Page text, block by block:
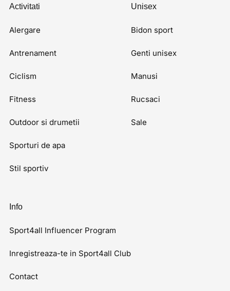
Activitati
Alergare
Antrenament
Ciclism
Fitness
Outdoor si drumetii
Sporturi de apa
Stil sportiv
Unisex
Bidon sport
Genti unisex
Manusi
Rucsaci
Sale
Info
Sport4all Influencer Program
Inregistreaza-te in Sport4all Club
Contact